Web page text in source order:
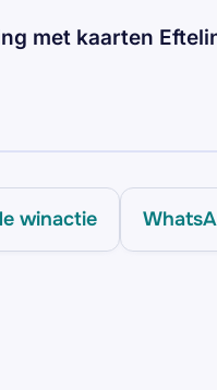
met kaarten
winactie